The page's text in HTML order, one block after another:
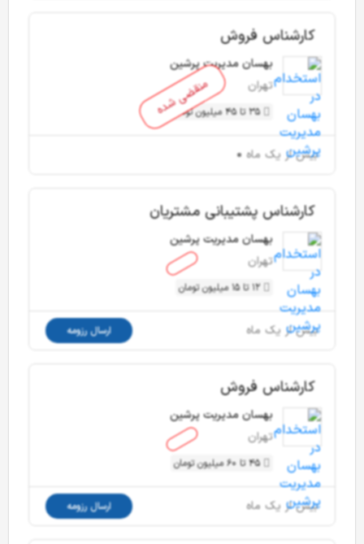
منقضی شده
کارشناس فروش
بهسان مدیریت پرشین
تهران
35 تا 45 میلیون تومان
بیش از یک ماه
کارشناس پشتیبانی مشتریان
بهسان مدیریت پرشین
تهران
12 تا 15 میلیون تومان
بیش از یک ماه ارسال رزومه
کارشناس فروش
بهسان مدیریت پرشین
تهران
45 تا 60 میلیون تومان
بیش از یک ماه ارسال رزومه